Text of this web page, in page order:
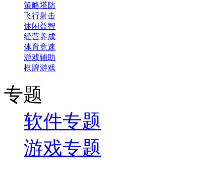
策略塔防
飞行射击
休闲益智
经营养成
体育竞速
游戏辅助
棋牌游戏
专题
软件专题
游戏专题